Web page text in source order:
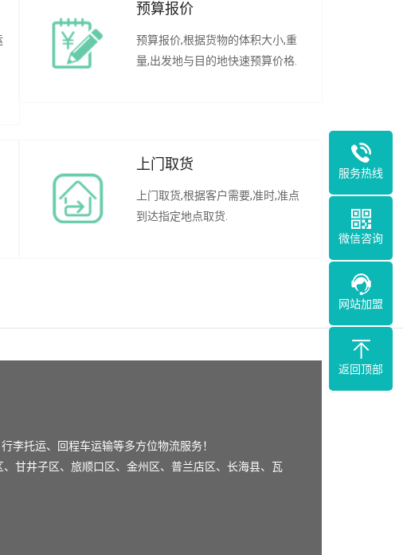
预算报价
预算报价,根据货物的体积大小,重
量,出发地与目的地快速预算价格.
上门取货
上门取货,根据客户需要,准时,准点
到达指定地点取货.
李托运、回程车运输等多方位物流服务！
、 甘井子区、 旅顺口区、 金州区、 普兰店区、 长海县、 瓦
服务热线
微信咨询
网站加盟
返回顶部